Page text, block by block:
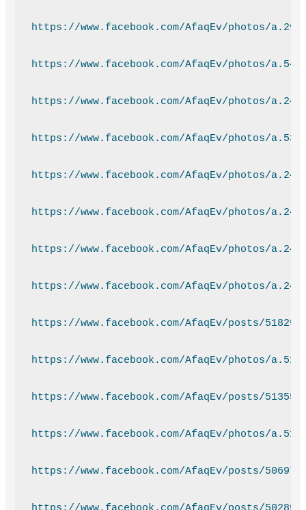
https://www.facebook.com/AfaqEv/photos/
https://www.facebook.com/AfaqEv/photos/
https://www.facebook.com/AfaqEv/photos/
https://www.facebook.com/AfaqEv/photos/
https://www.facebook.com/AfaqEv/photos/
https://www.facebook.com/AfaqEv/photos/
https://www.facebook.com/AfaqEv/photos/
https://www.facebook.com/AfaqEv/photos/
https://www.facebook.com/AfaqEv/posts/
https://www.facebook.com/AfaqEv/photos/
https://www.facebook.com/AfaqEv/posts/
https://www.facebook.com/AfaqEv/photos/
https://www.facebook.com/AfaqEv/posts/